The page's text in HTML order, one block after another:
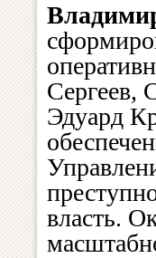
Сергеев,
Эдуард
власть.